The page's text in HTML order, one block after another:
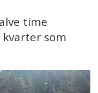
time
som